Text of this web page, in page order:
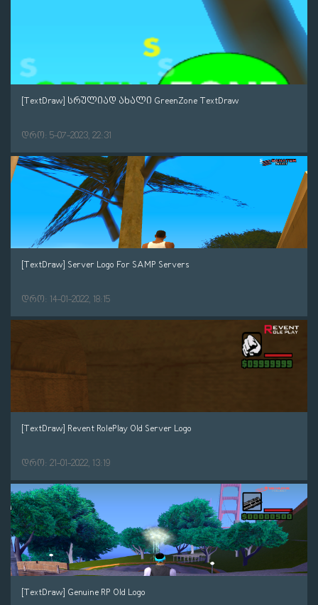
[TextDraw] სრულიად ახალი GreenZone TextDraw
დრო: 5-07-2023, 22:31
[TextDraw] Server Logo For SAMP Servers
დრო: 14-01-2022, 18:15
[TextDraw] Revent RolePlay Old Server Logo
დრო: 21-01-2022, 13:19
[TextDraw] Genuine RP Old Logo